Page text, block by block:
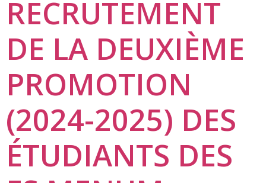
RECRUTEMENT
DE LA DEUXIÈME
PROMOTION
(2024-2025) DES
ÉTUDIANTS DES